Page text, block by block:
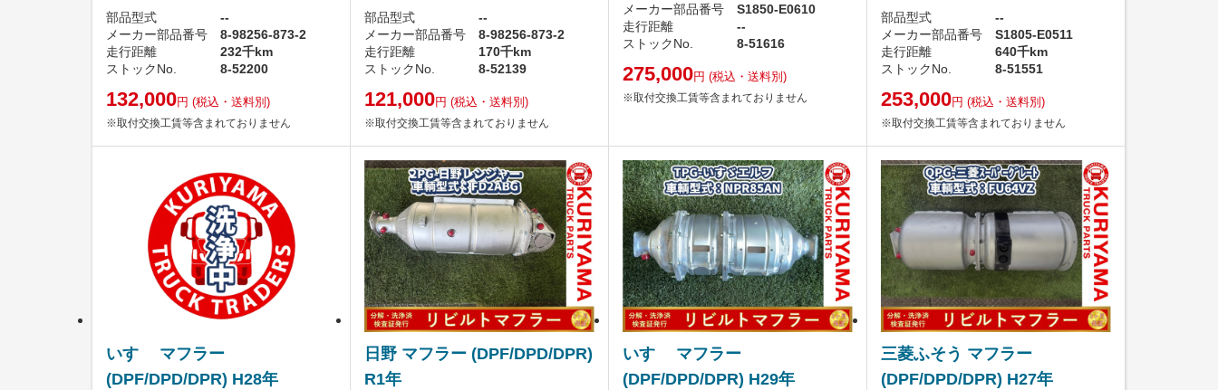
部品型式
--
メーカー部品番号
8-98256-873-2
走行距離
232千km
ストックNo.
8-52200
132,000円 (税込・送料別)
※取付交換工賃等含まれておりません
部品型式
--
メーカー部品番号
8-98256-873-2
走行距離
170千km
ストックNo.
8-52139
121,000円 (税込・送料別)
※取付交換工賃等含まれておりません
メーカー部品番号
S1850-E0610
走行距離
--
ストックNo.
8-51616
275,000円 (税込・送料別)
※取付交換工賃等含まれておりません
部品型式
--
メーカー部品番号
S1805-E0511
走行距離
640千km
ストックNo.
8-51551
253,000円 (税込・送料別)
※取付交換工賃等含まれておりません
いすゞ マフラー
(DPF/DPD/DPR) H28年
日野 マフラー (DPF/DPD/DPR)
R1年
いすゞ マフラー
(DPF/DPD/DPR) H29年
三菱ふそう マフラー
(DPF/DPD/DPR) H27年